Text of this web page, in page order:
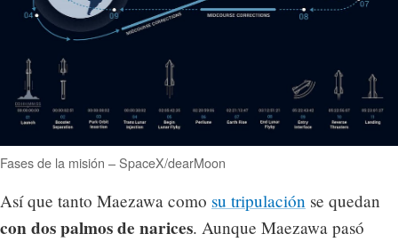
Fases de la misión – SpaceX/dearMoon
Así que tanto Maezawa como su tripulación se quedan
con dos palmos de narices. Aunque Maezawa pasó